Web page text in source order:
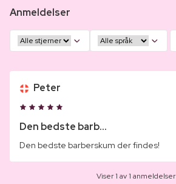
Anmeldelser
Peter
Den bedste barb...
Den bedste barberskum der findes!
Viser 1 av 1 anmeldelser